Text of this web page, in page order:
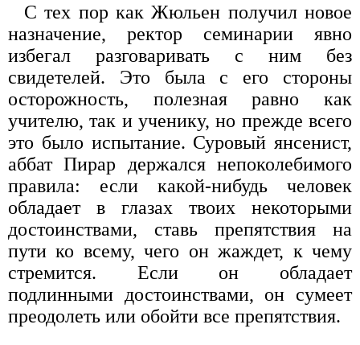
С тех пор как Жюльен получил новое
назначение, ректор семинарии явно
избегал разговаривать с ним без
свидетелей. Это была с его стороны
осторожность, полезная равно как
учителю, так и ученику, но прежде всего
это было испытание. Суровый янсенист,
аббат Пирар держался непоколебимого
правила: если какой-нибудь человек
обладает в глазах твоих некоторыми
достоинствами, ставь препятствия на
пути ко всему, чего он жаждет, к чему
стремится. Если он обладает
подлинными достоинствами, он сумеет
преодолеть или обойти все препятствия.